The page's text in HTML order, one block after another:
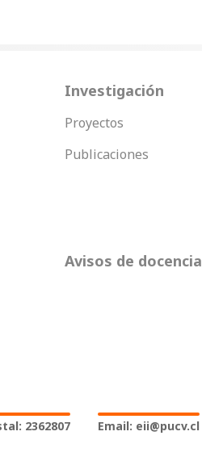
Investigación
Proyectos
Publicaciones
Avisos de docencia
2362807 Email: eii@pucv.cl